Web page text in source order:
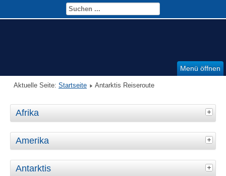
Menü öffnen
Aktuelle Seite: Startseite Antarktis Reiseroute
Afrika
Amerika
Antarktis